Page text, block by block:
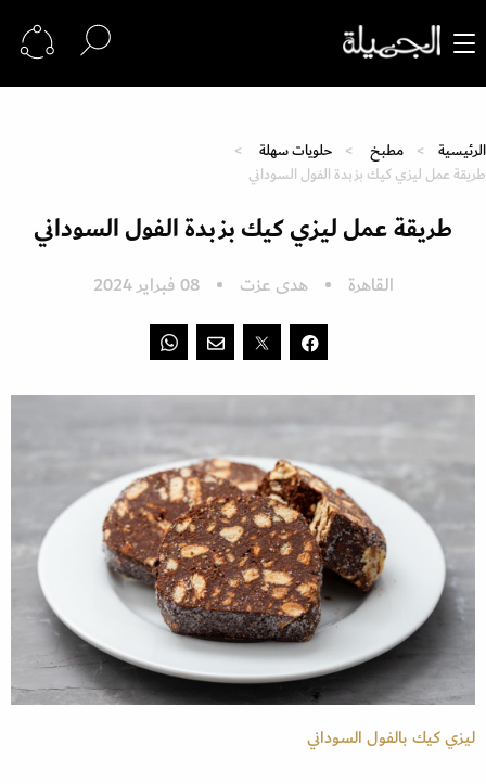
الرئيسية مطبخ
حلويات سهلة
طريقة عمل ليزي كيك بزبدة الفول السوداني
طريقة عمل ليزي كيك بزبدة الفول السوداني
القاهرة هدى عزت 08 فبراير 2024
ليزي كيك بالفول السوداني